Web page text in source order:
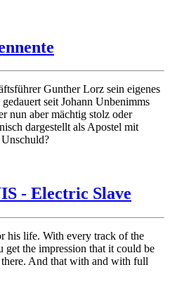
Gunther Lorz sein eigenes
seit Johann Unbenimms
nun aber mächtig stolz oder
dargestellt als Apostel mit
- Electric Slave
his life. With every track of the
the impression that it could be
there. And that with and with full